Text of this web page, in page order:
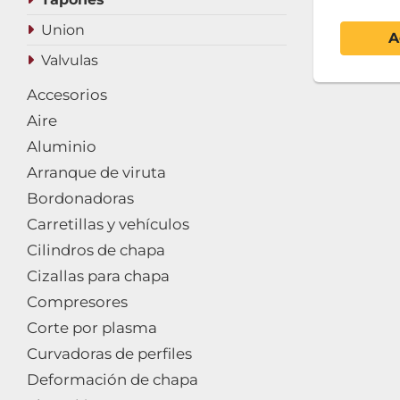
Union
Valvulas
Accesorios
Aire
Aluminio
Arranque de viruta
Bordonadoras
Carretillas y vehículos
Cilindros de chapa
Cizallas para chapa
Compresores
Corte por plasma
Curvadoras de perfiles
Deformación de chapa